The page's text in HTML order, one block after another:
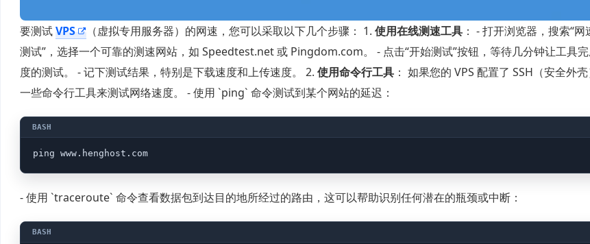
要测试VPS （虚拟专用服务器）的网速，您可以采取以下几个步骤： 1. 使用在线测速工具 ： - 打开浏览器，搜索“
测试”，选择一个可靠的测速网站，如 Speedtest.net 或 Pingdom.com。 - 点击“开始测试”按钮，等待几分钟让工具
度的测试。 - 记下测试结果，特别是下载速度和上传速度。 2. 使用命令行工具 ： 如果您的 VPS 配置了 SSH（安全外
一些命令行工具来测试网络速度。 - 使用 `ping` 命令测试到某个网站的延迟：
ping www.henghost.com
- 使用 `traceroute` 命令查看数据包到达目的地所经过的路由，这可以帮助识别任何潜在的瓶颈或中断：